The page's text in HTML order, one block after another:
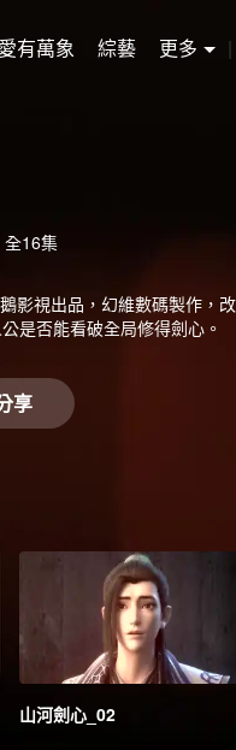
愛有萬象 綜藝 更多 |
全16集
影視出品，幻維數碼製作，
是否能看破全局修得劍心。
享
山河劍心_02